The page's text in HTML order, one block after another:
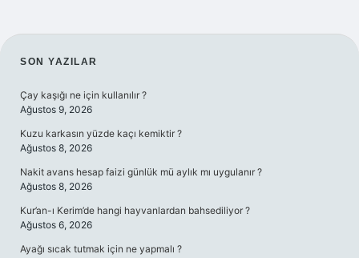
SIDEBAR
SON YAZILAR
Çay kaşığı ne için kullanılır ?
Ağustos 9, 2026
Kuzu karkasın yüzde kaçı kemiktir ?
Ağustos 8, 2026
Nakit avans hesap faizi günlük mü aylık mı uygulanır ?
Ağustos 8, 2026
Kur’an-ı Kerim’de hangi hayvanlardan bahsediliyor ?
Ağustos 6, 2026
Ayağı sıcak tutmak için ne yapmalı ?